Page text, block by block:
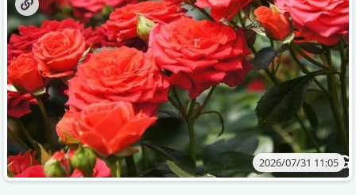
2026/07/31 11:05